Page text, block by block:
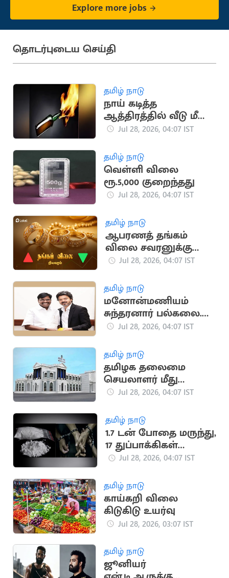
Explore more jobs
தொடர்புடைய செய்தி
தமிழ் நாடு
நாய் கடித்த
ஆத்திரத்தில் வீடு மீது
பெட்ரோல் குண்டு
Jul 28, 2026, 04:07 IST
தமிழ் நாடு
வெள்ளி விலை
ரூ.5,000 குறைந்தது
Jul 28, 2026, 04:07 IST
தமிழ் நாடு
ஆபரணத் தங்கம்
விலை சவரனுக்கு
ரூ.1,240 சரிவு
Jul 28, 2026, 04:07 IST
தமிழ் நாடு
மனோன்மணியம்
சுந்தரனார் பல்கலை.
விழாவை
அமைச்சர்
Jul 28, 2026, 04:07 IST
தமிழ் நாடு
தமிழக தலைமை
செயலாளர் மீது
நீதிமன்ற அவமதிப்பு
Jul 28, 2026, 04:07 IST
தமிழ் நாடு
1.7 டன் போதை மருந்து,
17 துப்பாக்கிகள்
பறிமுதல்; 19 பேர் கைது
Jul 28, 2026, 04:07 IST
தமிழ் நாடு
காய்கறி விலை
கிடுகிடு உயர்வு
Jul 28, 2026, 03:07 IST
தமிழ் நாடு
ஜூனியர்